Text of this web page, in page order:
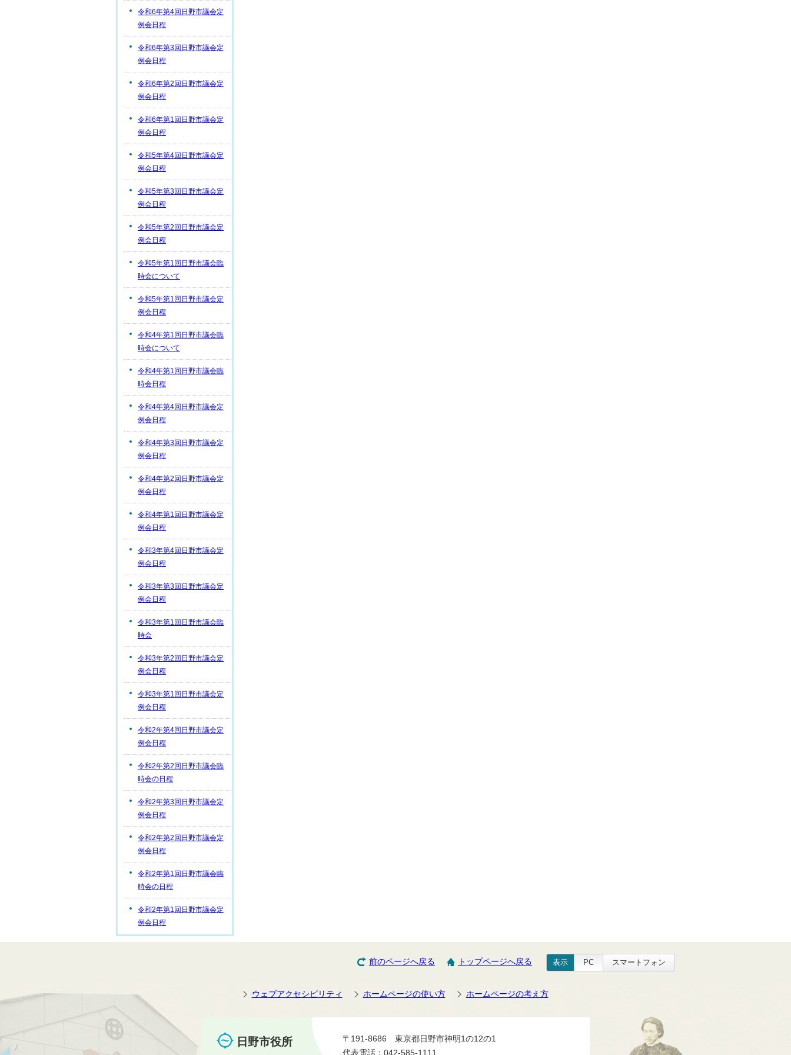
令和6年第4回日野市議会定
例会日程
令和6年第3回日野市議会定
例会日程
令和6年第2回日野市議会定
例会日程
令和6年第1回日野市議会定
例会日程
令和5年第4回日野市議会定
例会日程
令和5年第3回日野市議会定
例会日程
令和5年第2回日野市議会定
例会日程
令和5年第1回日野市議会臨
時会について
令和5年第1回日野市議会定
例会日程
令和4年第1回日野市議会臨
時会について
令和4年第1回日野市議会臨
時会日程
令和4年第4回日野市議会定
例会日程
令和4年第3回日野市議会定
例会日程
令和4年第2回日野市議会定
例会日程
令和4年第1回日野市議会定
例会日程
令和3年第4回日野市議会定
例会日程
令和3年第3回日野市議会定
例会日程
令和3年第1回日野市議会臨
時会
令和3年第2回日野市議会定
例会日程
令和3年第1回日野市議会定
例会日程
令和2年第4回日野市議会定
例会日程
令和2年第2回日野市議会臨
時会の日程
令和2年第3回日野市議会定
例会日程
令和2年第2回日野市議会定
例会日程
令和2年第1回日野市議会臨
時会の日程
令和2年第1回日野市議会定
例会日程
前のページへ戻る トップページへ戻る 表示 PC スマートフォン
ウェブアクセシビリティ ホームページの使い方 ホームページの考え方
日野市役所
〒191-8686 東京都日野市神明1の12の1
代表電話：042-585-1111